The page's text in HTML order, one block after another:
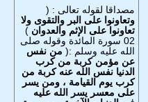
مصداقا لقوله تعالى : (
وتعاونوا على البر والتقوى ولا
تعاونوا على الإثم والعدوان)
02 سورة المائدة وقوله صلى
الله عليه وسلم :(من نفس
عن مؤمن كربة من كرب
الدنيا نفس الله عنه كربة من
كرب يوم القيامة ، ومن يسر
على معسر يسر الله عليه